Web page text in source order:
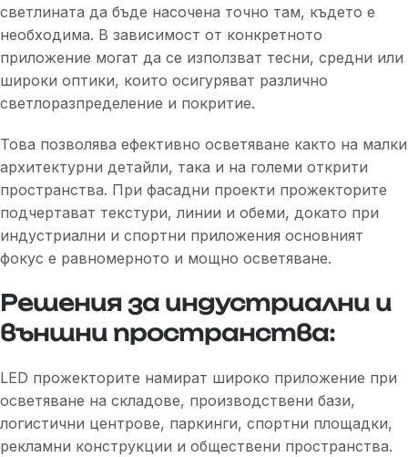
светлината да бъде насочена точно там, където е
необходима. В зависимост от конкретното
приложение могат да се използват тесни, средни или
широки оптики, които осигуряват различно
светлоразпределение и покритие.
Това позволява ефективно осветяване както на малки
архитектурни детайли, така и на големи открити
пространства. При фасадни проекти прожекторите
подчертават текстури, линии и обеми, докато при
индустриални и спортни приложения основният
фокус е равномерното и мощно осветяване.
Решения за индустриални и
външни пространства:
LED прожекторите намират широко приложение при
осветяване на складове, производствени бази,
логистични центрове, паркинги, спортни площадки,
рекламни конструкции и обществени пространства.